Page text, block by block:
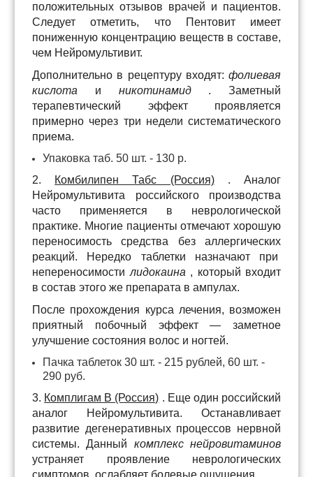
положительных отзывов врачей и пациентов.
Следует отметить, что Пентовит имеет
пониженную концентрацию веществ в составе,
чем Нейромультивит.
Дополнительно в рецептуру входят: фолиевая
кислота и никотинамид. Заметный
терапевтический эффект проявляется
примерно через три недели систематического
приема.
Упаковка таб. 50 шт. - 130 р.
2.
Комбилипен Табс (Россия). Аналог
Нейромультивита российского производства
часто применяется в неврологической
практике. Многие пациенты отмечают хорошую
переносимость средства без аллергических
реакций. Нередко таблетки назначают при
непереносимости лидокаина , который входит
в состав этого же препарата в ампулах.
После прохождения курса лечения, возможен
приятный побочный эффект — заметное
улучшение состояния волос и ногтей.
Пачка таблеток 30 шт. - 215 рублей, 60 шт. -
290 руб.
3. Комплигам В (Россия) . Еще один российский
аналог Нейромультивита. Останавливает
развитие дегенеративных процессов нервной
системы. Данный комплекс нейровитаминов
устраняет проявление неврологических
симптомов, ослабляет болевые ощущения.